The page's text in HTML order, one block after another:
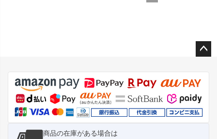
ジト
ップ
へ
商品の在庫がある場合は